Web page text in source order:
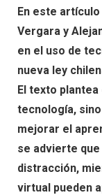
En este
Vergara y
en el uso de
nueva ley
El texto
tecnología,
mejorar el
se advierte
distracción,
virtual pueden